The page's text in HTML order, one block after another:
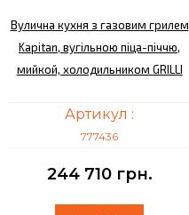
Вулична кухня з газовим грилем
Kapitan, вугільною піца-піччю,
мийкой, холодильником GRILLI
Артикул :
777436
244 710 грн.